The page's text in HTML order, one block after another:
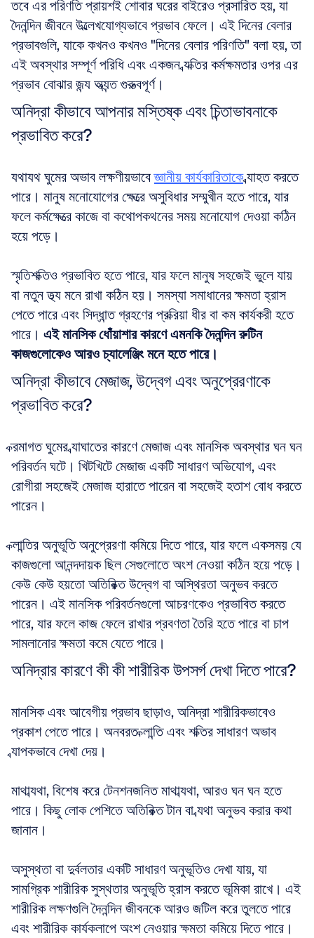
তবে এর পরিণতি প্রায়শই শোবার ঘরের বাইরেও প্রসারিত হয়, যা
দৈনন্দিন জীবনে উল্লেখযোগ্যভাবে প্রভাব ফেলে। এই দিনের বেলার
প্রভাবগুলি, যাকে কখনও কখনও "দিনের বেলার পরিণতি" বলা হয়, তা
এই অবস্থার সম্পূর্ণ পরিধি এবং একজন ব্যক্তির কর্মক্ষমতার ওপর এর
প্রভাব বোঝার জন্য অত্যন্ত গুরুত্বপূর্ণ।
অনিদ্রা কীভাবে আপনার মস্তিষ্ক এবং চিন্তাভাবনাকে
প্রভাবিত করে?
যথাযথ ঘুমের অভাব লক্ষণীয়ভাবে জ্ঞানীয় কার্যকারিতাকে ব্যাহত করতে
পারে। মানুষ মনোযোগের ক্ষেত্রে অসুবিধার সম্মুখীন হতে পারে, যার
ফলে কর্মক্ষেত্রে কাজে বা কথোপকথনের সময় মনোযোগ দেওয়া কঠিন
হয়ে পড়ে।
স্মৃতিশক্তিও প্রভাবিত হতে পারে, যার ফলে মানুষ সহজেই ভুলে যায়
বা নতুন তথ্য মনে রাখা কঠিন হয়। সমস্যা সমাধানের ক্ষমতা হ্রাস
পেতে পারে এবং সিদ্ধান্ত গ্রহণের প্রক্রিয়া ধীর বা কম কার্যকরী হতে
পারে। এই মানসিক ধোঁয়াশার কারণে এমনকি দৈনন্দিন রুটিন
কাজগুলোকেও আরও চ্যালেঞ্জিং মনে হতে পারে।
অনিদ্রা কীভাবে মেজাজ, উদ্বেগ এবং অনুপ্রেরণাকে
প্রভাবিত করে?
ক্রমাগত ঘুমের ব্যাঘাতের কারণে মেজাজ এবং মানসিক অবস্থার ঘন ঘন
পরিবর্তন ঘটে। খিটখিটে মেজাজ একটি সাধারণ অভিযোগ, এবং
রোগীরা সহজেই মেজাজ হারাতে পারেন বা সহজেই হতাশ বোধ করতে
পারেন।
ক্লান্তির অনুভূতি অনুপ্রেরণা কমিয়ে দিতে পারে, যার ফলে একসময় যে
কাজগুলো আনন্দদায়ক ছিল সেগুলোতে অংশ নেওয়া কঠিন হয়ে পড়ে।
কেউ কেউ হয়তো অতিরিক্ত উদ্বেগ বা অস্থিরতা অনুভব করতে
পারেন। এই মানসিক পরিবর্তনগুলো আচরণকেও প্রভাবিত করতে
পারে, যার ফলে কাজ ফেলে রাখার প্রবণতা তৈরি হতে পারে বা চাপ
সামলানোর ক্ষমতা কমে যেতে পারে।
অনিদ্রার কারণে কী কী শারীরিক উপসর্গ দেখা দিতে পারে?
মানসিক এবং আবেগীয় প্রভাব ছাড়াও, অনিদ্রা শারীরিকভাবেও
প্রকাশ পেতে পারে। অনবরত ক্লান্তি এবং শক্তির সাধারণ অভাব
ব্যাপকভাবে দেখা দেয়।
মাথাব্যথা, বিশেষ করে টেনশনজনিত মাথাব্যথা, আরও ঘন ঘন হতে
পারে। কিছু লোক পেশিতে অতিরিক্ত টান বা ব্যথা অনুভব করার কথা
জানান।
অসুস্থতা বা দুর্বলতার একটি সাধারণ অনুভূতিও দেখা যায়, যা
সামগ্রিক শারীরিক সুস্থতার অনুভূতি হ্রাস করতে ভূমিকা রাখে। এই
শারীরিক লক্ষণগুলি দৈনন্দিন জীবনকে আরও জটিল করে তুলতে পারে
এবং শারীরিক কার্যকলাপে অংশ নেওয়ার ক্ষমতা কমিয়ে দিতে পারে।